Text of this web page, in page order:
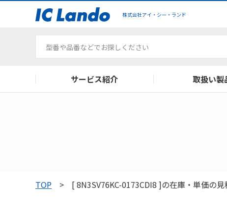
株式会社アイ・シー・ランド
サービス紹介 取扱い製
TOP [ 8N3SV76KC-0173CDI8 ]の在庫・単価の